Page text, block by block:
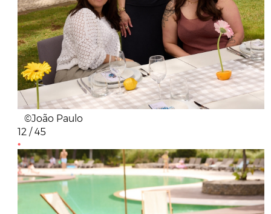
©João Paulo
12 / 45